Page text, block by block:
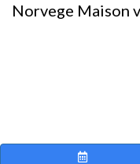
Norvege Maison